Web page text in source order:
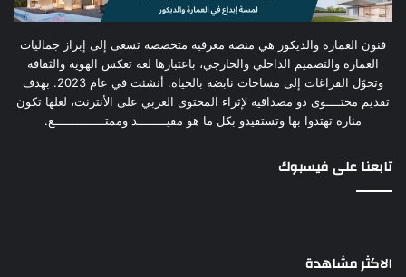
فنون العمارة والديكور هي منصة معرفية متخصصة تسعى إلى إبراز جماليات
العمارة والتصميم الداخلي والخارجي، باعتبارها لغة تعكس الهوية والثقافة
وتحوّل الفراغات إلى مساحات نابضة بالحياة. أنشئت في عام 2023. بهدف
تقديم محتــــوى ذو مصداقية لإثراء المحتوى العربي على الأنترنت، لعلها تكون
منارة تهتدوا بها وتستفيدو بكل ما هو مفيــــــــد وممتــــــــــــــع.
تابعنا على فيسبوك
الاكثر مشاهدة